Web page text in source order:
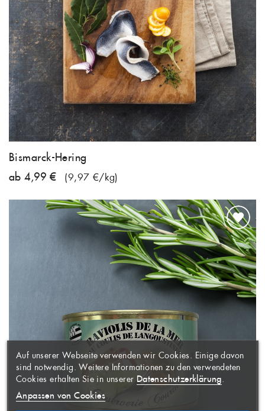
Bismarck-Hering
ab 4,99 €
(9,97 €/kg)
AUF MEINE
WUNSCHLISTE
×
((MODALTITLE)) ×
((confirmMessage))
WUNSCHLISTE
ERSTELLEN
×
Name der Wunschliste
ANMELDEN ×
Sie müssen angemeldet sein, um
Artikel Ihrer Wunschliste
hinzufügen zu können.
Auf unserer Webseite verwenden wir Cookies. Einige davon
sind notwendig. Weitere Informationen zu den verwendeten
Cookies erhalten Sie in unserer Datenschutzerklärung.
Anpassen von Cookies